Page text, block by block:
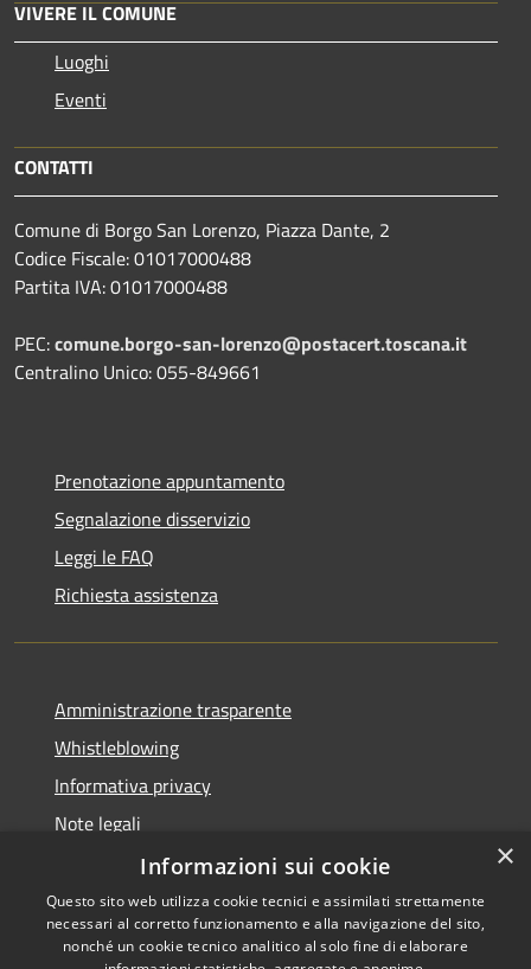
VIVERE IL COMUNE
Luoghi
Eventi
CONTATTI
Comune di Borgo San Lorenzo, Piazza Dante, 2
Codice Fiscale: 01017000488
Partita IVA: 01017000488
PEC:comune.borgo-san-lorenzo@postacert.toscana.it
Centralino Unico: 055-849661
Prenotazione appuntamento
Segnalazione disservizio
Leggi le FAQ
Richiesta assistenza
Amministrazione trasparente
Whistleblowing
Informativa privacy
Note legali
Dichiarazione di accessibilità
×
Informazioni sui cookie
Questo sito web utilizza cookie tecnici e assimilati strettamente
necessari al corretto funzionamento e alla navigazione del sito,
nonché un cookie tecnico analitico al solo fine di elaborare